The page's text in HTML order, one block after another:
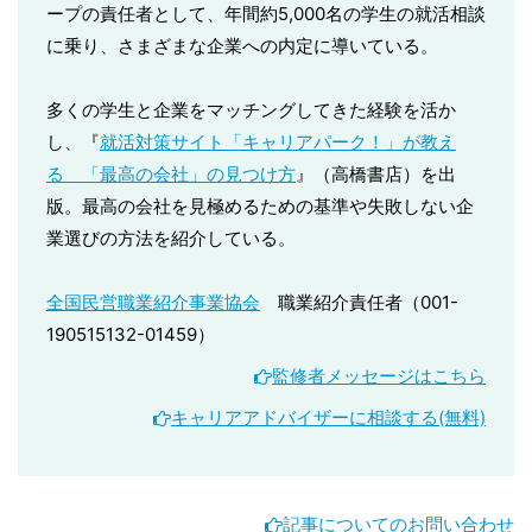
ープの責任者として、年間約5,000名の学生の就活相談
に乗り、さまざまな企業への内定に導いている。
多くの学生と企業をマッチングしてきた経験を活か
し、『就活対策サイト「キャリアパーク！」が教え
る 「最高の会社」の見つけ方』（高橋書店）を出
版。最高の会社を見極めるための基準や失敗しない企
業選びの方法を紹介している。
全国民営職業紹介事業協会 職業紹介責任者（001-
190515132-01459）
監修者メッセージはこちら
キャリアアドバイザーに相談する(無料)
記事についてのお問い合わせ